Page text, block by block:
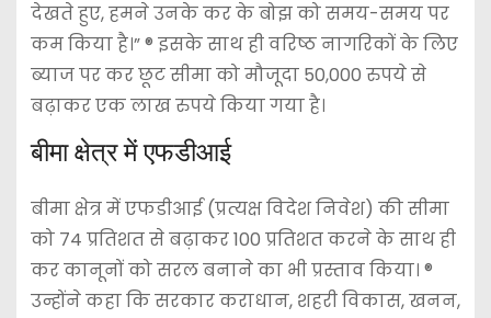
देखते हुए, हमने उनके कर के बोझ को समय-समय पर
कम किया है।” ® इसके साथ ही वरिष्ठ नागरिकों के लिए
ब्याज पर कर छूट सीमा को मौजूदा 50,000 रुपये से
बढ़ाकर एक लाख रुपये किया गया है।
बीमा क्षेत्र में एफडीआई
बीमा क्षेत्र में एफडीआई (प्रत्यक्ष विदेश निवेश) की सीमा
को 74 प्रतिशत से बढ़ाकर 100 प्रतिशत करने के साथ ही
कर कानूनों को सरल बनाने का भी प्रस्ताव किया। ®
उन्होंने कहा कि सरकार कराधान, शहरी विकास, खनन,